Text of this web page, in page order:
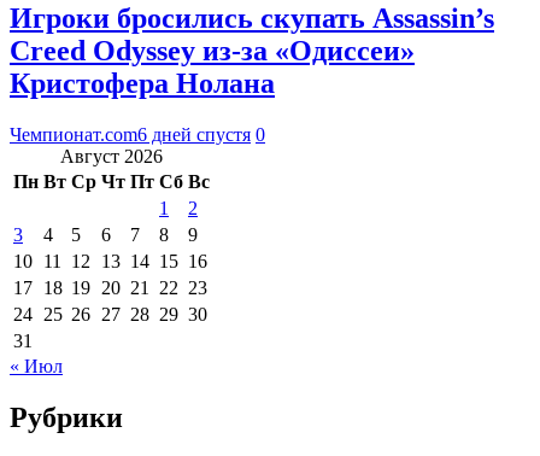
Игроки бросились скупать Assassin’s
Creed Odyssey из-за «Одиссеи»
Кристофера Нолана
Чемпионат.com6 дней спустя 0
Август 2026
Пн Вт Ср Чт Пт Сб Вс
1
2
3
4 5 6 7 8
9
10 11 12 13 14 15 16
17 18 19 20 21 22 23
24 25 26 27 28 29 30
31
« Июл
Рубрики